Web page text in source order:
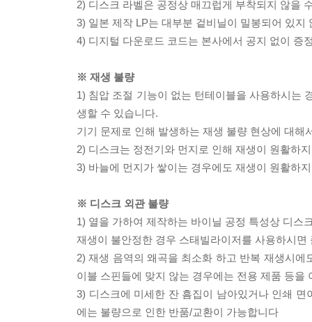
2) 디스크 라벨은 공정상 매끄럽게 부착되지 않을
3) 일본 제작 LP는 대부분 겉비닐이 밀봉되어 있지
4) 디지털 다운로드 코드는 본사에서 공지 없이 증
※ 재생 불량
1) 침압 조절 기능이 없는 턴테이블을 사용하시는
생할 수 있습니다.
기기 문제로 인해 발생하는 재생 불량 현상에 대
2) 디스크는 정전기와 먼지로 인해 재생이 원활하
3) 바늘에 먼지가 쌓이는 경우에도 재생이 원활하
※ 디스크 외관 불량
1) 열을 가하여 제작하는 바이닐 공정 특성상 디스
재생이 불안정한 경우 스태빌라이저를 사용하시
2) 재생 음역의 왜곡을 최소화 하고 반복 재생시
이블 스핀들에 맞지 않는 경우에는 전용 제품 등
3) 디스크에 미세한 잔 흠집이 남아있거나 인쇄
에는 불량으로 인한 반품/교환이 가능합니다